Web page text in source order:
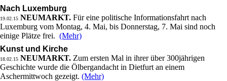
Nach Luxemburg
19.02.15 NEUMARKT. Für eine politische Informationsfahrt nach
Luxemburg vom Montag, 4. Mai, bis Donnerstag, 7. Mai sind noch
einige Plätze frei. (Mehr)
Kunst und Kirche
18.02.15 NEUMARKT. Zum ersten Mal in ihrer über 300jährigen
Geschichte wurde die Ölbergandacht in Dietfurt an einem
Aschermittwoch gezeigt. (Mehr)